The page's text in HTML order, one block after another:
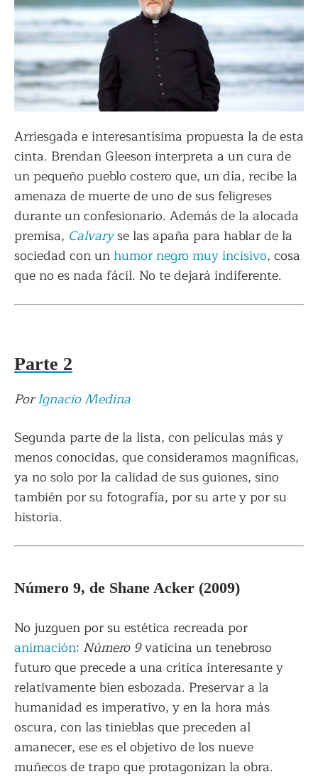
Arriesgada e interesantísima propuesta la de esta
cinta. Brendan Gleeson interpreta a un cura de
un pequeño pueblo costero que, un día, recibe la
amenaza de muerte de uno de sus feligreses
durante un confesionario. Además de la alocada
premisa, Calvaryse las apaña para hablar de la
sociedad con un humor negro muy incisivo, cosa
que no es nada fácil. No te dejará indiferente.
Parte 2
PorIgnacio Medina
Segunda parte de la lista, con películas más y
menos conocidas, que consideramos magníficas,
ya no solo por la calidad de sus guiones, sino
también por su fotografía, por su arte y por su
historia.
Número 9, de Shane Acker (2009)
No juzguen por su estética recreada por
animación: Número 9vaticina un tenebroso
futuro que precede a una crítica interesante y
relativamente bien esbozada. Preservar a la
humanidad es imperativo, y en la hora más
oscura, con las tinieblas que preceden al
amanecer, ese es el objetivo de los nueve
muñecos de trapo que protagonizan la obra.